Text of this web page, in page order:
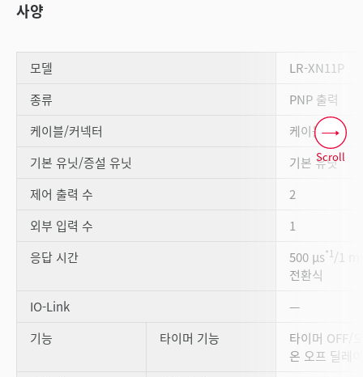
사양
모델
LR-XN11P
종류
PNP 출력
케이블/커넥터
케이블
기본 유닛/증설 유닛
기본 유닛
제어 출력 수
2
외부 입력 수
1
응답 시간
500 μs*1/1
전환식
IO-Link
—
기능
타이머 기능
타이머 OFF/
온 오프 딜레
Scroll